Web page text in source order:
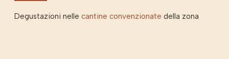
Degustazioni nelle cantine convenzionate della zona